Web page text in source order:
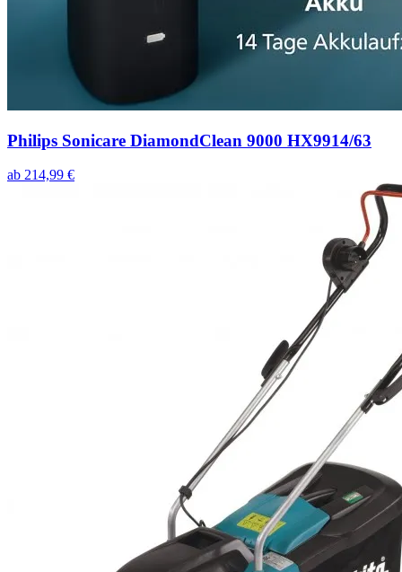
Philips Sonicare DiamondClean 9000 HX9914/63
ab 214,99 €